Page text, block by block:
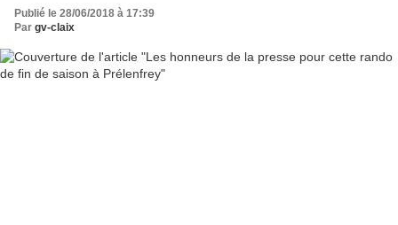
Publié le 28/06/2018 à 17:39
Par gv-claix